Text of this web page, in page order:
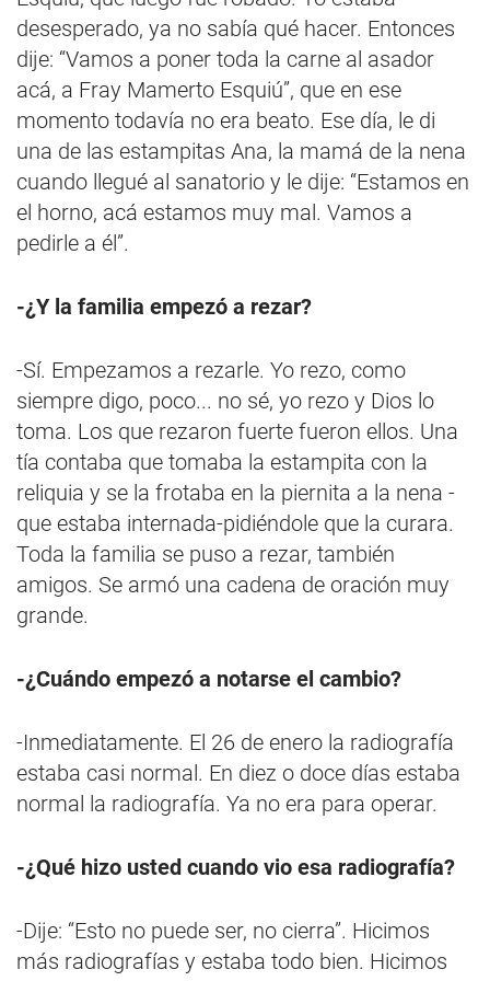
desesperado, ya no sabía qué hacer. Entonces
dije: “Vamos a poner toda la carne al asador
acá, a Fray Mamerto Esquiú”, que en ese
momento todavía no era beato. Ese día, le di
una de las estampitas Ana, la mamá de la nena
cuando llegué al sanatorio y le dije: “Estamos en
el horno, acá estamos muy mal. Vamos a
pedirle a él”.
-¿Y la familia empezó a rezar?
-Sí. Empezamos a rezarle. Yo rezo, como
siempre digo, poco... no sé, yo rezo y Dios lo
toma. Los que rezaron fuerte fueron ellos. Una
tía contaba que tomaba la estampita con la
reliquia y se la frotaba en la piernita a la nena -
que estaba internada-pidiéndole que la curara.
Toda la familia se puso a rezar, también
amigos. Se armó una cadena de oración muy
grande.
-¿Cuándo empezó a notarse el cambio?
-Inmediatamente. El 26 de enero la radiografía
estaba casi normal. En diez o doce días estaba
normal la radiografía. Ya no era para operar.
-¿Qué hizo usted cuando vio esa radiografía?
-Dije: “Esto no puede ser, no cierra”. Hicimos
más radiografías y estaba todo bien. Hicimos